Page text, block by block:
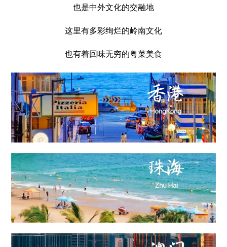
也是中外文化的交融地
这里有多彩绚烂的岭南文化
也有着回味无穷的粤菜美食